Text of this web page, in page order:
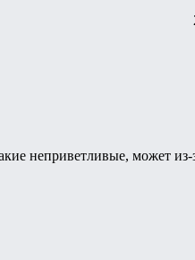
неприветливые, может из-